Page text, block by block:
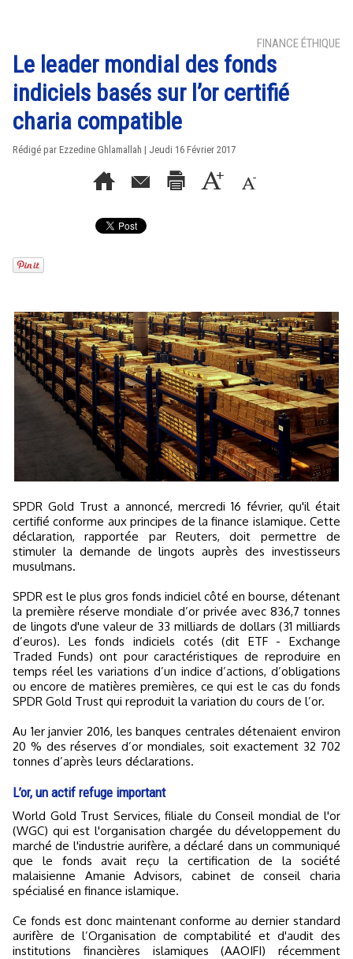
FINANCE ÉTHIQUE
Le leader mondial des fonds
indiciels basés sur l’or certifié
charia compatible
Rédigé par Ezzedine Ghlamallah | Jeudi 16 Février 2017
SPDR Gold Trust a annoncé, mercredi 16 février, qu'il était
certifié conforme aux principes de la finance islamique. Cette
déclaration, rapportée par Reuters, doit permettre de
stimuler la demande de lingots auprès des investisseurs
musulmans.
SPDR est le plus gros fonds indiciel côté en bourse, détenant
la première réserve mondiale d’or privée avec 836,7 tonnes
de lingots d'une valeur de 33 milliards de dollars (31 milliards
d’euros). Les fonds indiciels cotés (dit ETF - Exchange
Traded Funds) ont pour caractéristiques de reproduire en
temps réel les variations d’un indice d’actions, d’obligations
ou encore de matières premières, ce qui est le cas du fonds
SPDR Gold Trust qui reproduit la variation du cours de l’or.
Au 1er janvier 2016, les banques centrales détenaient environ
20 % des réserves d’or mondiales, soit exactement 32 702
tonnes d’après leurs déclarations.
L’or, un actif refuge important
World Gold Trust Services, filiale du Conseil mondial de l'or
(WGC) qui est l'organisation chargée du développement du
marché de l'industrie aurifère, a déclaré dans un communiqué
que le fonds avait reçu la certification de la société
malaisienne Amanie Advisors, cabinet de conseil charia
spécialisé en finance islamique.
Ce fonds est donc maintenant conforme au dernier standard
aurifère de l’Organisation de comptabilité et d'audit des
institutions financières islamiques (AAOIFI) récemment